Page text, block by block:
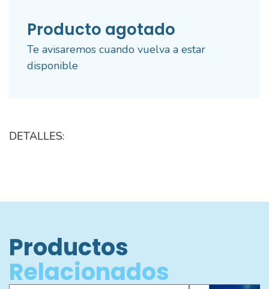
Producto agotado
Te avisaremos cuando vuelva a estar
disponible
DETALLES:
Productos
Relacionados